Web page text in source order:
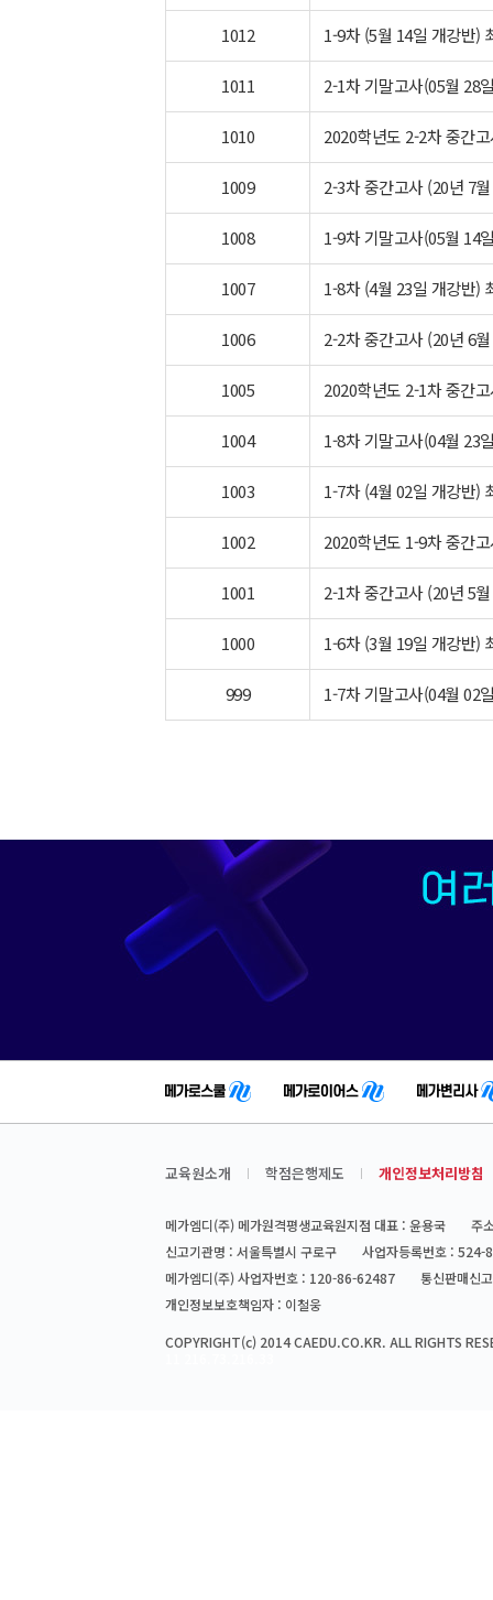
1012 1-9차 (5월 14일 개강반)
1011 2-1차 기말고사(05월 28
1010 2020학년도 2-2차 중간
1009 2-3차 중간고사 (20년 7
1008 1-9차 기말고사(05월 14
1007 1-8차 (4월 23일 개강반)
1006 2-2차 중간고사 (20년 6
1005 2020학년도 2-1차 중간
1004 1-8차 기말고사(04월 23
1003 1-7차 (4월 02일 개강반)
1002 2020학년도 1-9차 중간
1001 2-1차 중간고사 (20년 5
1000 1-6차 (3월 19일 개강반)
999 1-7차 기말고사(04월 02
교육원소개 학점은행제도 개인정보처리방침
메가엠디(주) 메가원격평생교육원지점 대표 : 윤용국
주
신고기관명 : 서울특별시 구로구
사업자등록번호 :
메가엠디(주) 사업자번호 : 120-86-62487
통신판매신
개인정보보호책임자 : 이철웅
COPYRIGHT(c) 2014 CAEDU.CO.KR. ALL RIGHTS